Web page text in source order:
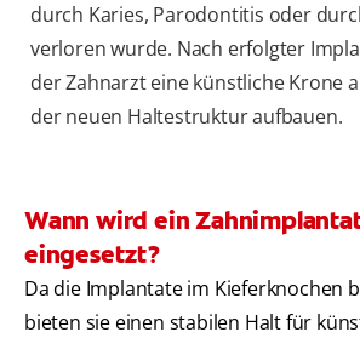
durch Karies, Parodontitis oder
verloren wurde. Nach erfolgter
der Zahnarzt eine künstliche Krone
der neuen Haltestruktur aufbauen.
Wann wird ein
eingesetzt?
Da die Implantate im Kieferknochen
bieten sie einen stabilen Halt für